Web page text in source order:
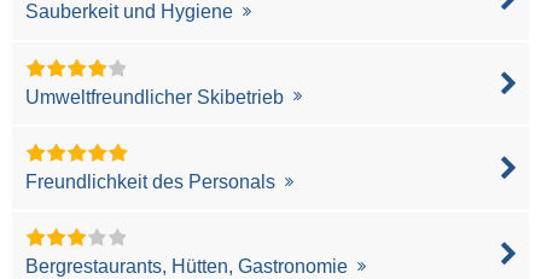
Sauberkeit und Hygiene
Umweltfreundlicher Skibetrieb
Freundlichkeit des Personals
Bergrestaurants, Hütten, Gastronomie